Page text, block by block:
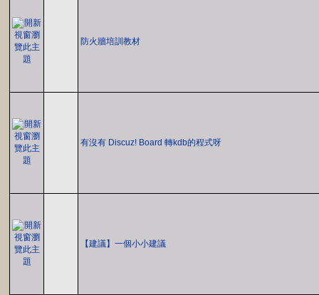
防火牆培訓教材
有沒有 Discuz! Board 轉kdb的程式呀
【建議】一個小小建議